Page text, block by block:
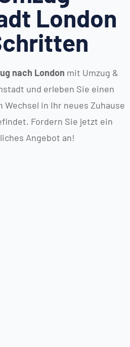
London
nach London mit Umzug &
und erleben Sie einen
in Ihr neues Zuhause
Fordern Sie jetzt ein
Angebot an!